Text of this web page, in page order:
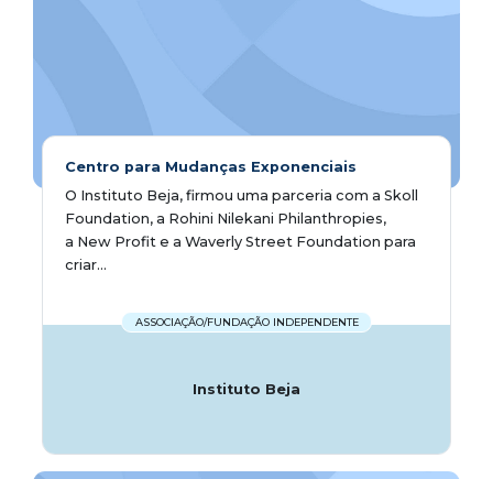
Centro para Mudanças Exponenciais
O Instituto Beja, firmou uma parceria com a Skoll
Foundation, a Rohini Nilekani Philanthropies,
a New Profit e a Waverly Street Foundation para
criar...
ASSOCIAÇÃO/FUNDAÇÃO INDEPENDENTE
Instituto Beja